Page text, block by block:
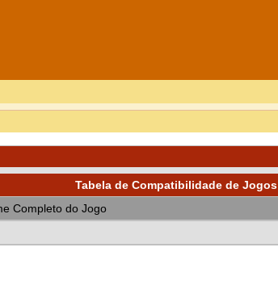
Tabela de Compatibilidade de Jogos
Completo do Jogo